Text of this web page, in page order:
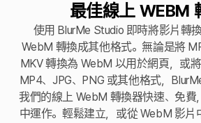
最佳線上 WEBM
使用 BlurMe Studio 即時將影片轉
WebM 轉換成其他格式。無論是將
MKV 轉換為 WebM 以用於網頁，或
MP4、JPG、PNG 或其他格式，
我們的線上 WebM 轉換器快速、免費
中運作。輕鬆建立，或從 WebM 影片